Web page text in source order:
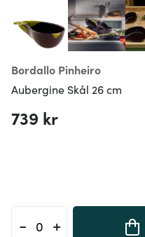
Bordallo Pinheiro
Aubergine Skål 26 cm
739 kr
- +